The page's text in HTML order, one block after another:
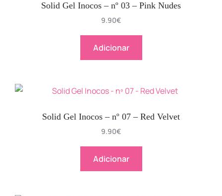
Solid Gel Inocos – nº 03 – Pink Nudes
9.90€
Adicionar
Solid Gel Inocos – nº 07 – Red Velvet
9.90€
Adicionar